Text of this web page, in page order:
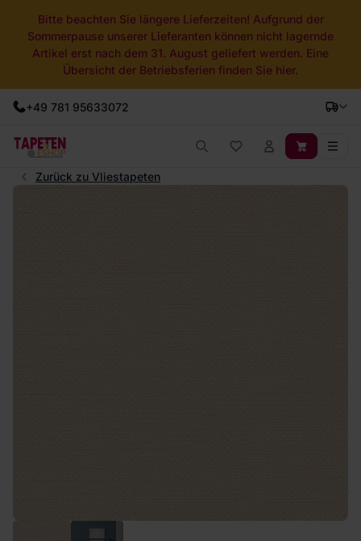
Bitte beachten Sie längere Lieferzeiten! Aufgrund der
Sommerpause unserer Lieferanten können nicht lagernde
Artikel erst nach dem 31. August geliefert werden. Eine
Übersicht der Betriebsferien finden Sie hier.
+49 781 95633072
Zurück zu Vliestapeten